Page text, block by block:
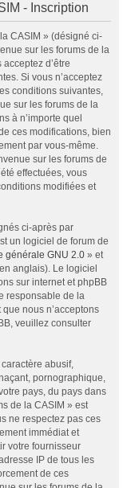
- Inscription
CASIM » (désigné ci-
sur les forums de la
d’être
Si vous n’acceptez
conditions suivantes,
sur les forums de la
à n’importe quel
ces modifications, bien
par vous-même.
sur les forums de
effectuées, vous
modifiées et
ci-après par
un logiciel de forum de
générale GNU 2.0 » et
anglais). Le logiciel
sur internet et phpBB
responsable de la
nous n’acceptons
veuillez consulter
abusif,
pornographique,
pays, du pays dans
de la CASIM » est
ne respectez pas ces
immédiat et
votre fournisseur
IP de tous les
de ces